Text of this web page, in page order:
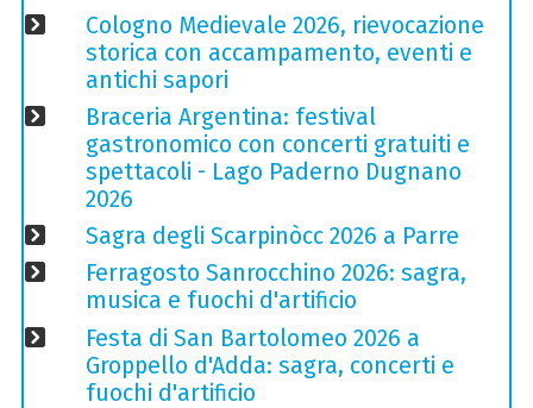
Cologno Medievale 2026, rievocazione
storica con accampamento, eventi e
antichi sapori
Braceria Argentina: festival
gastronomico con concerti gratuiti e
spettacoli - Lago Paderno Dugnano
2026
Sagra degli Scarpinòcc 2026 a Parre
Ferragosto Sanrocchino 2026: sagra,
musica e fuochi d'artificio
Festa di San Bartolomeo 2026 a
Groppello d'Adda: sagra, concerti e
fuochi d'artificio